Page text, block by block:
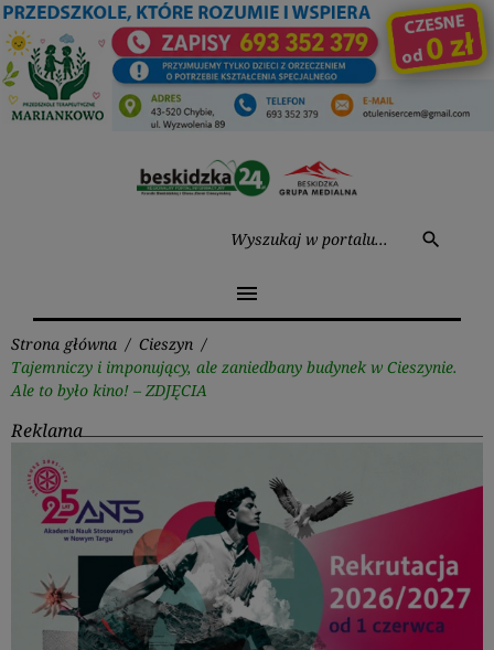
Przejdź
do
treści
search
menu
Strona główna / Cieszyn /
Tajemniczy i imponujący, ale zaniedbany budynek w Cieszynie.
Ale to było kino! – ZDJĘCIA
Reklama